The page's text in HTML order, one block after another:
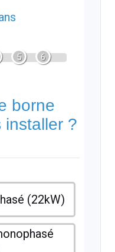
5 6
borne
installer ?
(22kW)